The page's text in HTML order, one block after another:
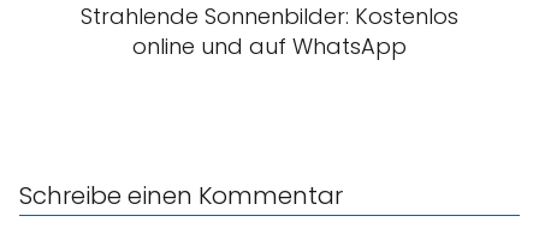
Strahlende Sonnenbilder: Kostenlos
online und auf WhatsApp
Schreibe einen Kommentar